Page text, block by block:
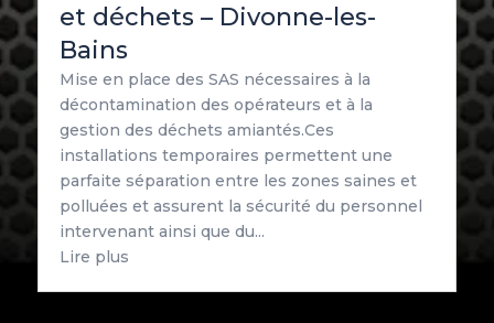
et déchets – Divonne-les-
Bains
Mise en place des SAS nécessaires à la
décontamination des opérateurs et à la
gestion des déchets amiantés.Ces
installations temporaires permettent une
parfaite séparation entre les zones saines et
polluées et assurent la sécurité du personnel
intervenant ainsi que du...
Lire plus